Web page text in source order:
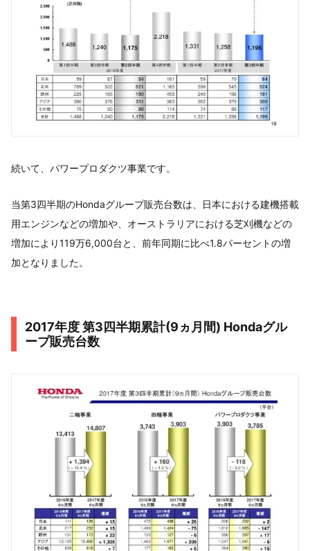
続いて、パワープロダクツ事業です。
当第3四半期のHondaグループ販売台数は、日本における建機搭載
用エンジンなどの増加や、オーストラリアにおける芝刈機などの
増加により119万6,000台と、前年同期に比べ1.8パーセントの増
加となりました。
2017年度 第3四半期累計(9ヵ月間) Hondaグル
ープ販売台数